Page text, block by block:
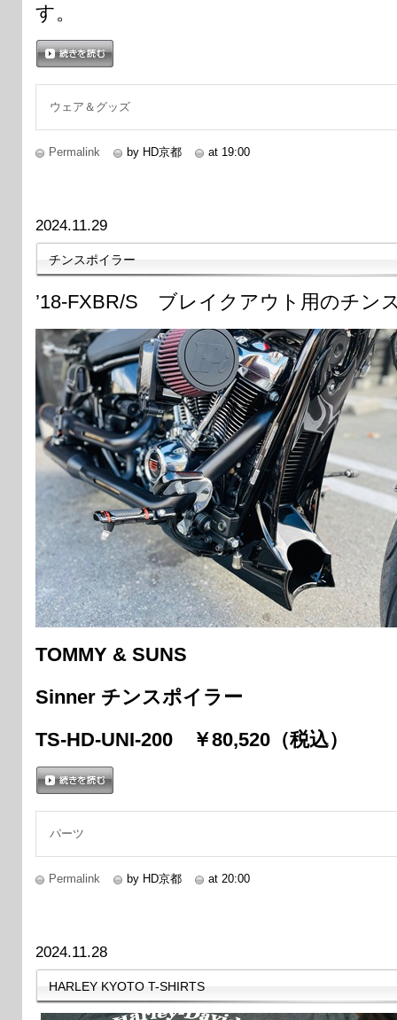
す。
ウェア＆グッズ
Permalink by HD京都 at 19:00
2024.11.29
チンスポイラー
’18-FXBR/S ブレイクアウト用のチン
TOMMY & SUNS
Sinner チンスポイラー
TS-HD-UNI-200 ￥80,520（税込）
パーツ
Permalink by HD京都 at 20:00
2024.11.28
HARLEY KYOTO T-SHIRTS